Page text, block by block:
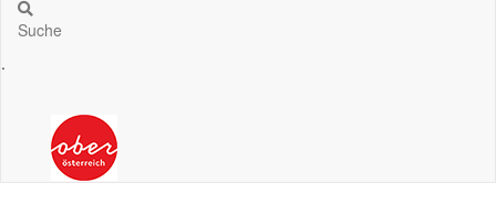
Suche
.